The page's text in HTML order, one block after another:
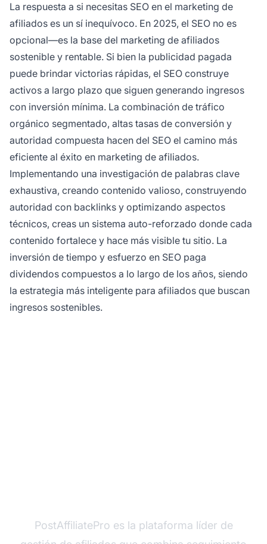
La respuesta a si necesitas SEO en el marketing de
afiliados es un sí inequívoco. En 2025, el SEO no es
opcional—es la base del marketing de afiliados
sostenible y rentable. Si bien la publicidad pagada
puede brindar victorias rápidas, el SEO construye
activos a largo plazo que siguen generando ingresos
con inversión mínima. La combinación de tráfico
orgánico segmentado, altas tasas de conversión y
autoridad compuesta hacen del SEO el camino más
eficiente al éxito en marketing de afiliados.
Implementando una investigación de palabras clave
exhaustiva, creando contenido valioso, construyendo
autoridad con backlinks y optimizando aspectos
técnicos, creas un sistema auto-reforzado donde cada
contenido fortalece y hace más visible tu sitio. La
inversión de tiempo y esfuerzo en SEO paga
dividendos compuestos a lo largo de los años, siendo
la estrategia más inteligente para afiliados que buscan
ingresos sostenibles.
PostAffiliatePro es la plataforma líder de